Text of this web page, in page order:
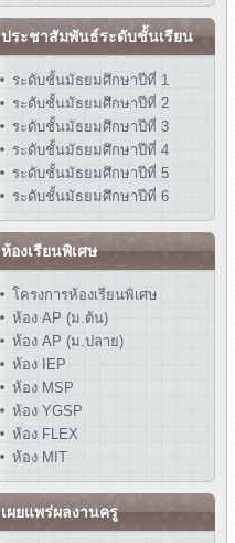
ประชาสัมพันธ์ระดับชั้นเรียน
ระดับชั้นมัธยมศึกษาปีที่ 1
ระดับชั้นมัธยมศึกษาปีที่ 2
ระดับชั้นมัธยมศึกษาปีที่ 3
ระดับชั้นมัธยมศึกษาปีที่ 4
ระดับชั้นมัธยมศึกษาปีที่ 5
ระดับชั้นมัธยมศึกษาปีที่ 6
ห้องเรียนพิเศษ
โครงการห้องเรียนพิเศษ
ห้อง AP (ม.ต้น)
ห้อง AP (ม.ปลาย)
ห้อง IEP
ห้อง MSP
ห้อง YGSP
ห้อง FLEX
ห้อง MIT
เผยแพร่ผลงานครู